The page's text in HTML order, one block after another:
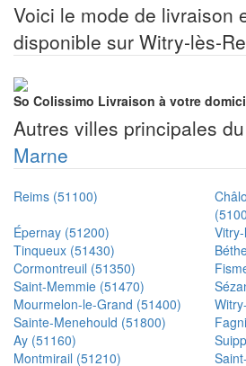
Voici le mode de livraison
disponible sur Witry-lès-
So Colissimo Livraison à votre
Autres villes principales
Marne
Reims (51100)
Épernay (51200)
Tinqueux (51430)
Cormontreuil (51350)
Saint-Memmie (51470)
Mourmelon-le-Grand (51400)
Sainte-Menehould (51800)
Ay (51160)
Montmirail (51210)